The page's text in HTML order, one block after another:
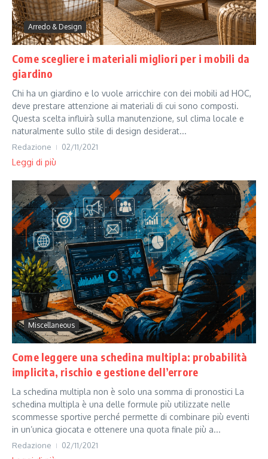
Arredo & Design
Come scegliere i materiali migliori per i mobili da
giardino
Chi ha un giardino e lo vuole arricchire con dei mobili ad HOC,
deve prestare attenzione ai materiali di cui sono composti.
Questa scelta influirà sulla manutenzione, sul clima locale e
naturalmente sullo stile di design desiderat...
Redazione 02/11/2021
Leggi di più
Miscellaneous
Come leggere una schedina multipla: probabilità
implicita, rischio e gestione dell’errore
La schedina multipla non è solo una somma di pronostici La
schedina multipla è una delle formule più utilizzate nelle
scommesse sportive perché permette di combinare più eventi
in un’unica giocata e ottenere una quota finale più a...
Redazione 02/11/2021